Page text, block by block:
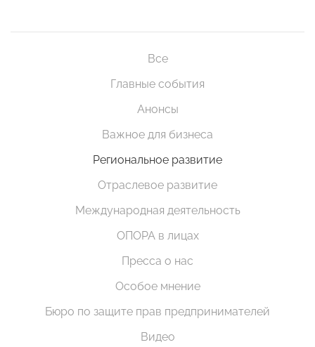
Все
Главные события
Анонсы
Важное для бизнеса
Региональное развитие
Отраслевое развитие
Международная деятельность
ОПОРА в лицах
Пресса о нас
Особое мнение
Бюро по защите прав предпринимателей
Видео